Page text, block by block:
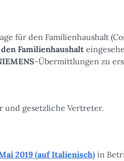
für den Familienhaushalt
Familienhaushalt
-Übermittlungen zu
und gesetzliche Vertreter.
2019 (auf Italienisch)in